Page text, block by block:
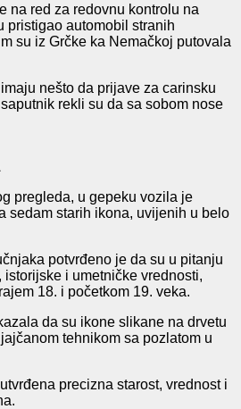
na red za redovnu kontrolu na
pristigao automobil stranih
su iz Grčke ka Nemačkoj putovala
nešto da prijave za carinsku
rekli su da sa sobom nose
pregleda, u gepeku vozila je
sedam starih ikona, uvijenih u belo
potvrđeno je da su u pitanju
i umetničke vrednosti,
18. i početkom 19. veka.
da su ikone slikane na drvetu
tehnikom sa pozlatom u
precizna starost, vrednost i